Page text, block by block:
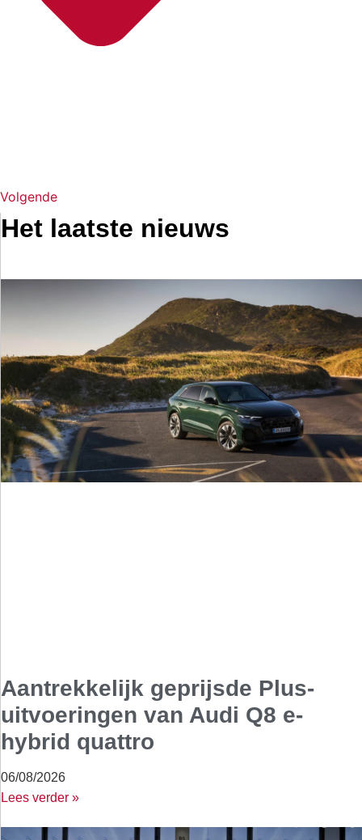
Volgende
Het laatste nieuws
Aantrekkelijk geprijsde Plus-
uitvoeringen van Audi Q8 e-
hybrid quattro
06/08/2026
Lees verder »